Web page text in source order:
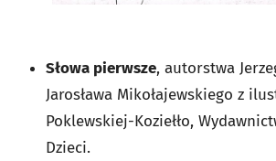
Słowa pierwsze, autorstwa
Jarosława Mikołajewskiego z
Poklewskiej-Koziełło,
Dzieci.